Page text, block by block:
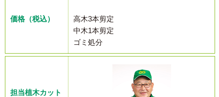
価格（税込）
高木3本剪定
中木1本剪定
ゴミ処分
担当植木カット